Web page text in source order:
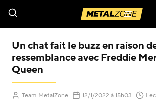
Menu
Un chat fait le buzz en raison
ressemblance avec Freddie
Queen
Team MetalZone 12/1/2022 (Mis à jour le )
à 15h03